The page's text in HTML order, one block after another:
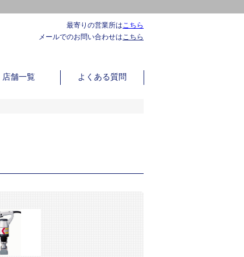
最寄りの営業所はこちら
メールでのお問い合わせはこちら
店舗一覧 よくある質問